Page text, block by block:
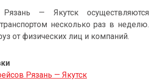
Рязань — Якутск осуществляются
несколько раз в неделю.
от физических лиц и компаний.
Рязань — Якутск